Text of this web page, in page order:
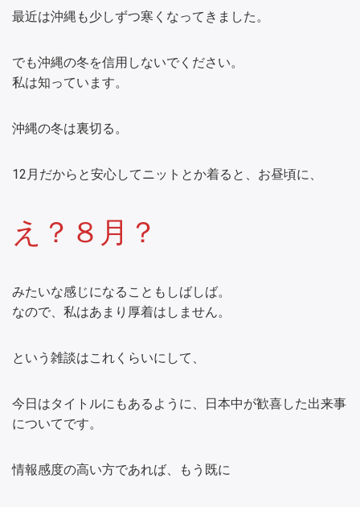
最近は沖縄も少しずつ寒くなってきました。
でも沖縄の冬を信用しないでください。
私は知っています。
沖縄の冬は裏切る。
12月だからと安心してニットとか着ると、お昼頃に、
え？８月？
みたいな感じになることもしばしば。
なので、私はあまり厚着はしません。
という雑談はこれくらいにして、
今日はタイトルにもあるように、日本中が歓喜した出来事
についてです。
情報感度の高い方であれば、もう既に